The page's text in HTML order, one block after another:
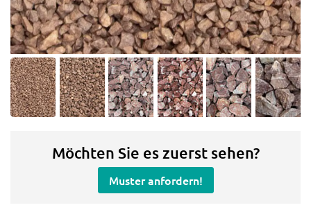
Möchten Sie es zuerst sehen?
Muster anfordern!